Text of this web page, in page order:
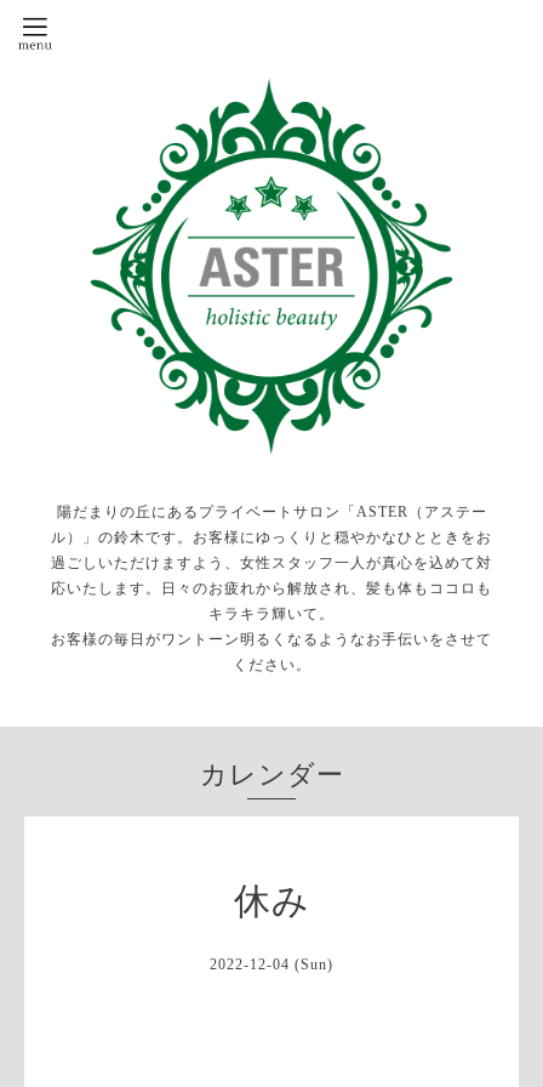
陽だまりの丘にあるプライベートサロン「ASTER（アステー
ル）」の鈴木です。お客様にゆっくりと穏やかなひとときをお
過ごしいただけますよう、女性スタッフ一人が真心を込めて対
応いたします。日々のお疲れから解放され、髪も体もココロも
キラキラ輝いて。
お客様の毎日がワントーン明るくなるようなお手伝いをさせて
ください。
カレンダー
休み
2022-12-04 (Sun)